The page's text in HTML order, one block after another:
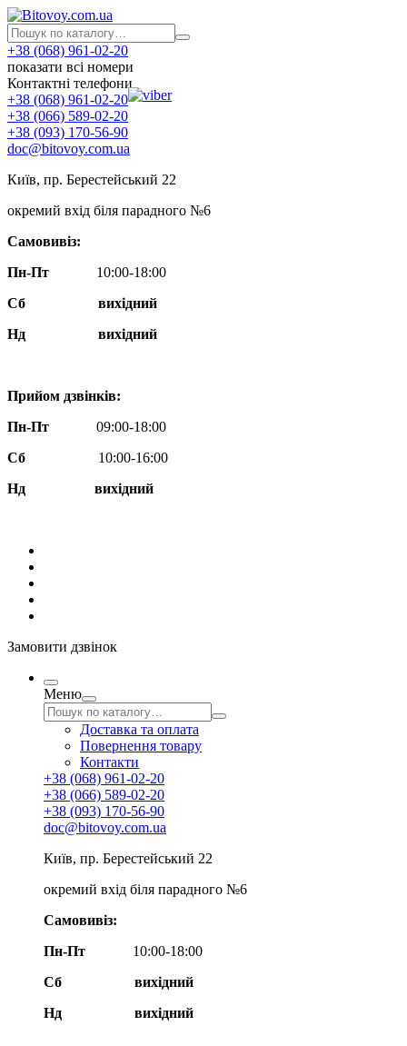
+38 (068) 961-02-20
показати всі номери
Контактні телефони
+38 (068) 961-02-20
+38 (066) 589-02-20
+38 (093) 170-56-90
doc@bitovoy.com.ua
Київ, пр. Берестейський 22
окремий вхід біля парадного №6
Самовивіз:
Пн-Пт
10:00-18:00
Сб
вихідний
Нд
вихідний
Прийом дзвінків:
Пн-Пт
09:00-18:00
Сб
10:00-16:00
Нд вихідний
Замовити дзвінок
Меню
Доставка та оплата
Повернення товару
Контакти
+38 (068) 961-02-20
+38 (066) 589-02-20
+38 (093) 170-56-90
doc@bitovoy.com.ua
Київ, пр. Берестейський 22
окремий вхід біля парадного №6
Самовивіз:
Пн-Пт
10:00-18:00
Сб
вихідний
Нд
вихідний